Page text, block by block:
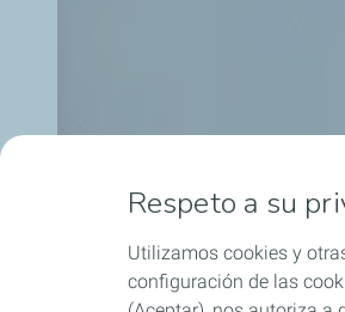
Respeto a su
Utilizamos cookies y
configuración de las